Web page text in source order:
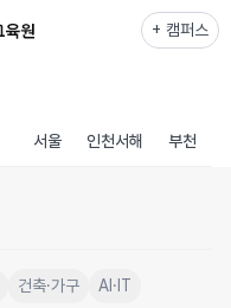
+ 캠퍼스
서울 인천서해 부천
건축·가구
AI·IT